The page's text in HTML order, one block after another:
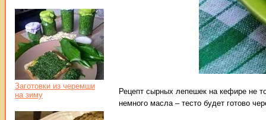
Рецепт сырных лепешек на кефире не
немного масла – тесто будет готово
Заготовки из черемши
на зиму